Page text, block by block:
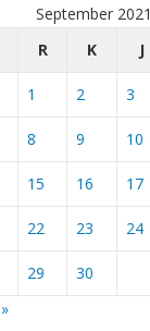
September 2021
R K J
1 2 3
8 9 10
15 16 17
22 23 24
29
30